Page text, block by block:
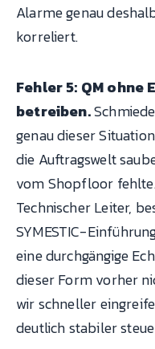
Alarme genau
korreliert.
Fehler 5: QM
betreiben.
genau dieser
die Auftragswelt
vom Shopfloor
Technischer Leiter,
SYMESTIC-
eine durchgängige
dieser Form vorher
wir schneller
deutlich stabiler